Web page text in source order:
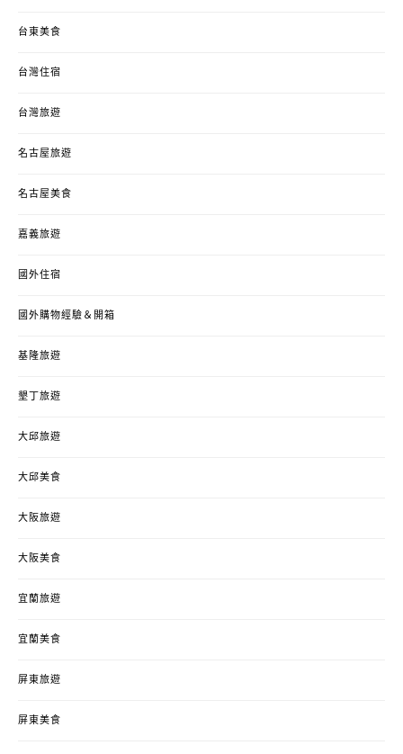
台東美食
台灣住宿
台灣旅遊
名古屋旅遊
名古屋美食
嘉義旅遊
國外住宿
國外購物經驗＆開箱
基隆旅遊
墾丁旅遊
大邱旅遊
大邱美食
大阪旅遊
大阪美食
宜蘭旅遊
宜蘭美食
屏東旅遊
屏東美食